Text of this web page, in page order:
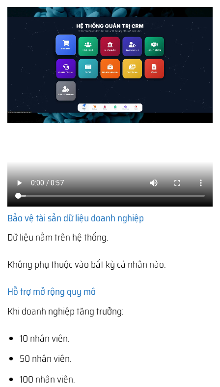
Bảo vệ tài sản dữ liệu doanh nghiệp
Dữ liệu nằm trên hệ thống.
Không phụ thuộc vào bất kỳ cá nhân nào.
Hỗ trợ mở rộng quy mô
Khi doanh nghiệp tăng trưởng:
10 nhân viên.
50 nhân viên.
100 nhân viên.